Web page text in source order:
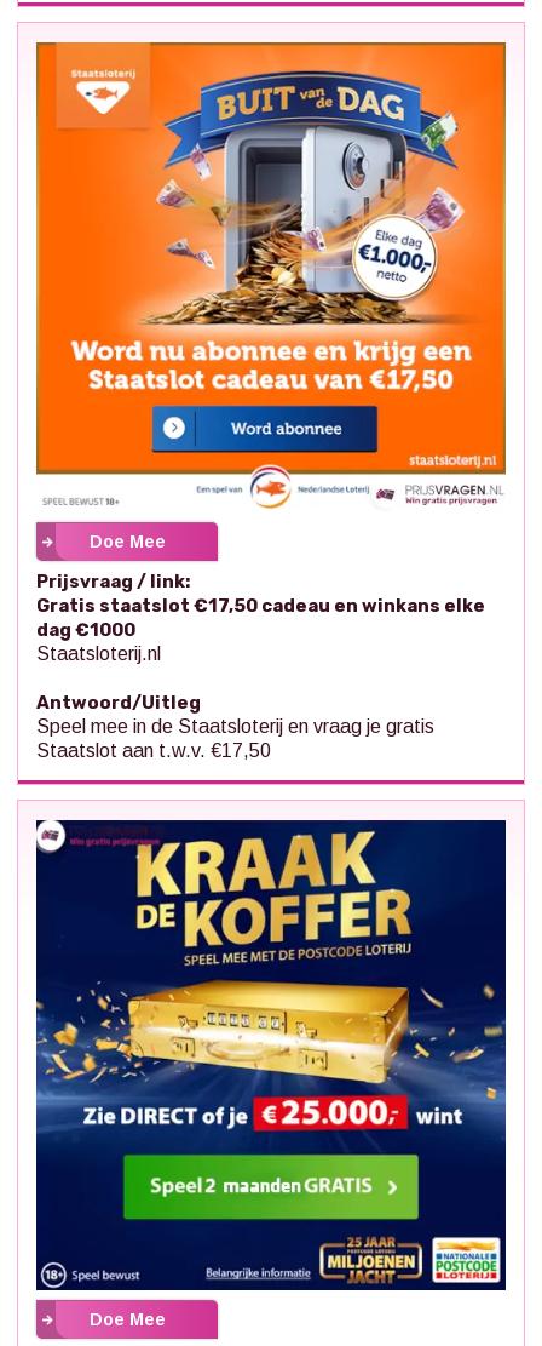
Doe Mee
Prijsvraag / link:
Gratis staatslot €17,50 cadeau en winkans elke
dag €1000
Staatsloterij.nl
Antwoord/Uitleg
Speel mee in de Staatsloterij en vraag je gratis
Staatslot aan t.w.v. €17,50
Doe Mee